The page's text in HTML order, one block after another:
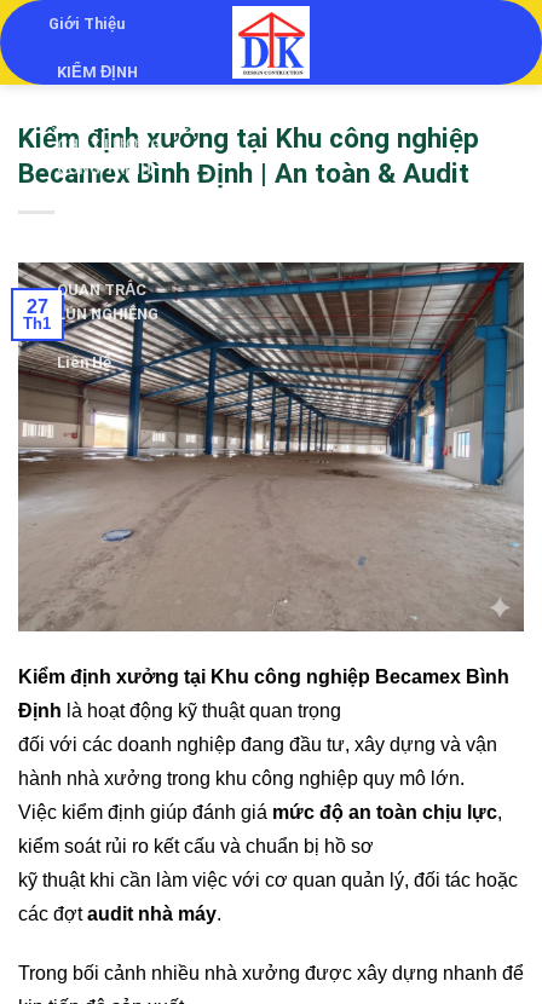
Skip
to
content
Giới Thiệu
KIỂM ĐỊNH
CHẤT LƯỢNG
CÔNG TRÌNH
QUAN TRẮC
LÚN NGHIÊNG
Liên Hệ
Kiểm định xưởng tại Khu công nghiệp
Becamex Bình Định | An toàn & Audit
27
Th1
Kiểm định xưởng tại Khu công nghiệp Becamex Bình
Định là hoạt động kỹ thuật quan trọng
đối với các doanh nghiệp đang đầu tư, xây dựng và vận
hành nhà xưởng trong khu công nghiệp quy mô lớn.
Việc kiểm định giúp đánh giá mức độ an toàn chịu lực,
kiểm soát rủi ro kết cấu và chuẩn bị hồ sơ
kỹ thuật khi cần làm việc với cơ quan quản lý, đối tác hoặc
các đợtaudit nhà máy.
Trong bối cảnh nhiều nhà xưởng được xây dựng nhanh để